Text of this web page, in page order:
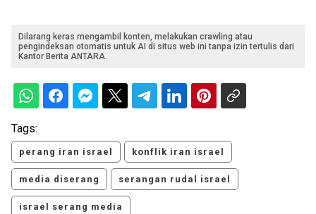
Dilarang keras mengambil konten, melakukan crawling atau
pengindeksan otomatis untuk AI di situs web ini tanpa izin tertulis dari
Kantor Berita ANTARA.
Tags:
perang iran israel konflik iran israel
media diserang serangan rudal israel
israel serang media